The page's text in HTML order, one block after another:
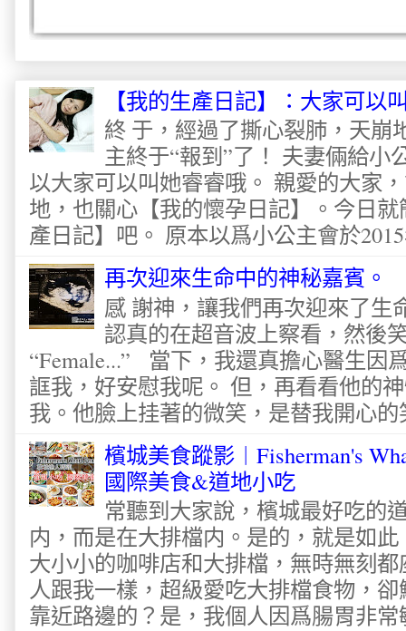
【我的生產日記】：大家可以
終 于，經過了撕心裂肺，天崩
主終于“報到”了！ 夫妻倆給小
以大家可以叫她睿睿哦。 親愛的大家
地，也關心【我的懷孕日記】。今日
產日記】吧。 原本以爲小公主會於
再次迎來生命中的神秘嘉賓。
感 謝神，讓我們再次迎來了生
認真的在超音波上察看，然後
“Female...” 當下，我還真擔心醫生因
誆我，好安慰我呢。 但，再看看他的
我。他臉上挂著的微笑，是替我開心的
檳城美食蹤影︱Fisherman's
國際美食&道地小吃
常聽到大家說，檳城最好吃的
内，而是在大排檔内。是的，就是如
大小小的咖啡店和大排檔，無時無刻
人跟我一樣，超級愛吃大排檔食物，
靠近路邊的？是，我個人因爲腸胃非